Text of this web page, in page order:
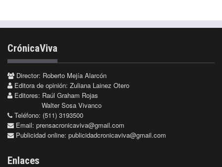
CrónicaViva
Director: Roberto Mejía Alarcón
Editora de opinión: Zuliana Lainez Otero
Editores: Raúl Graham Rojas
Walter Sosa Vivanco
Teléfono: (511) 3193500
Email: prensacronicaviva@gmail.com
Publicidad online: publicidadcronicaviva@gmail.com
Enlaces